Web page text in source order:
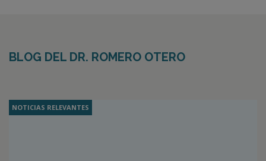
BLOG DEL DR. ROMERO OTERO
NOTICIAS RELEVANTES